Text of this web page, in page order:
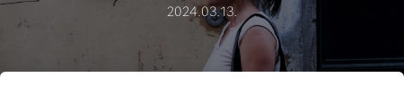
Ó
2024.03.13.